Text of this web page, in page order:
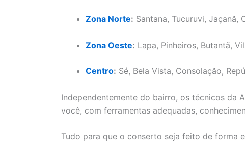
Zona Norte: Santana, Tucuruvi, Jaçanã,
Zona Oeste: Lapa, Pinheiros, Butantã,
Centro: Sé, Bela Vista, Consolação,
Independentemente do bairro, os técnicos da
você, com ferramentas adequadas,
Tudo para que o conserto seja feito de forma